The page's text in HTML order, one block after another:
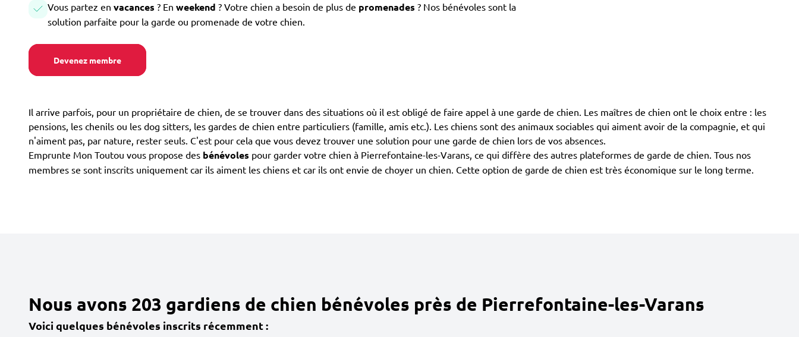
Vous partez en vacances ? En weekend ? Votre chien a besoin de plus de promenades ? Nos bénévoles sont la
solution parfaite pour la garde ou promenade de votre chien.
Devenez membre
Il arrive parfois, pour un propriétaire de chien, de se trouver dans des situations où il est obligé de faire appel à une garde de chien. Les maîtres de chien ont le choix entre : les
pensions, les chenils ou les dog sitters, les gardes de chien entre particuliers (famille, amis etc.). Les chiens sont des animaux sociables qui aiment avoir de la compagnie, et qui
n'aiment pas, par nature, rester seuls. C'est pour cela que vous devez trouver une solution pour une garde de chien lors de vos absences.
Emprunte Mon Toutou vous propose des bénévoles pour garder votre chien à Pierrefontaine-les-Varans, ce qui diffère des autres plateformes de garde de chien. Tous nos
membres se sont inscrits uniquement car ils aiment les chiens et car ils ont envie de choyer un chien. Cette option de garde de chien est très économique sur le long terme.
Nous avons 203 gardiens de chien bénévoles près de Pierrefontaine-les-Varans
Voici quelques bénévoles inscrits récemment :